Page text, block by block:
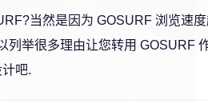
当然是因为 GOSURF 浏览速
列举很多理由让您转用 GOSURF
吧.